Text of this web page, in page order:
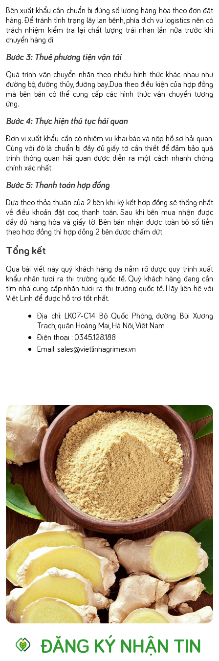
Bên xuất khẩu cần chuẩn bị đúng số lượng hàng hóa theo đơn đặt
hàng. Để tránh tình trạng lây lan bệnh, phía dịch vụ logistics nên có
trách nhiệm kiểm tra lại chất lượng trái nhãn lần nữa trước khi
chuyển hàng đi.
Bước 3: Thuê phương tiện vận tải
Quá trình vận chuyển nhãn theo nhiều hình thức khác nhau như
đường bộ, đường thủy, đường bay..Dựa theo điều kiện của hợp đồng
mà bên bán có thể cung cấp các hình thức vận chuyển tương
ứng.
Bước 4: Thực hiện thủ tục hải quan
Đơn vị xuất khẩu cần có nhiệm vụ khai báo và nộp hồ sơ hải quan.
Cùng với đó là chuẩn bị đầy đủ giấy tờ cần thiết để đảm bảo quá
trình thông quan hải quan được diễn ra một cách nhanh chóng
chính xác nhất.
Bước 5: Thanh toán hợp đồng
Dựa theo thỏa thuận của 2 bên khi ký kết hợp đồng sẽ thống nhất
về điều khoản đặt cọc, thanh toán. Sau khi bên mua nhận được
đầy đủ hàng hóa và giấy tờ. Bên bán nhận được toàn bộ số tiền
theo hợp đồng thì hợp đồng 2 bên được chấm dứt.
Tổng kết
Qua bài viết này quý khách hàng đã nắm rõ được quy trình xuất
khẩu nhãn tươi ra thị trường quốc tế. Quý khách hàng đang cần
tìm nhà cung cấp nhãn tươi ra thị trường quốc tế. Hãy liên hệ với
Việt Linh để được hỗ trợ tốt nhất.
Địa chỉ: LK07-C14 Bộ Quốc Phòng, đường Bùi Xương
Trạch, quận Hoàng Mai, Hà Nội, Việt Nam
Điện thoại : 0345.128.188
Email: sales@vietlinhagrimex.vn
ĐĂNG KÝ NHẬN TIN